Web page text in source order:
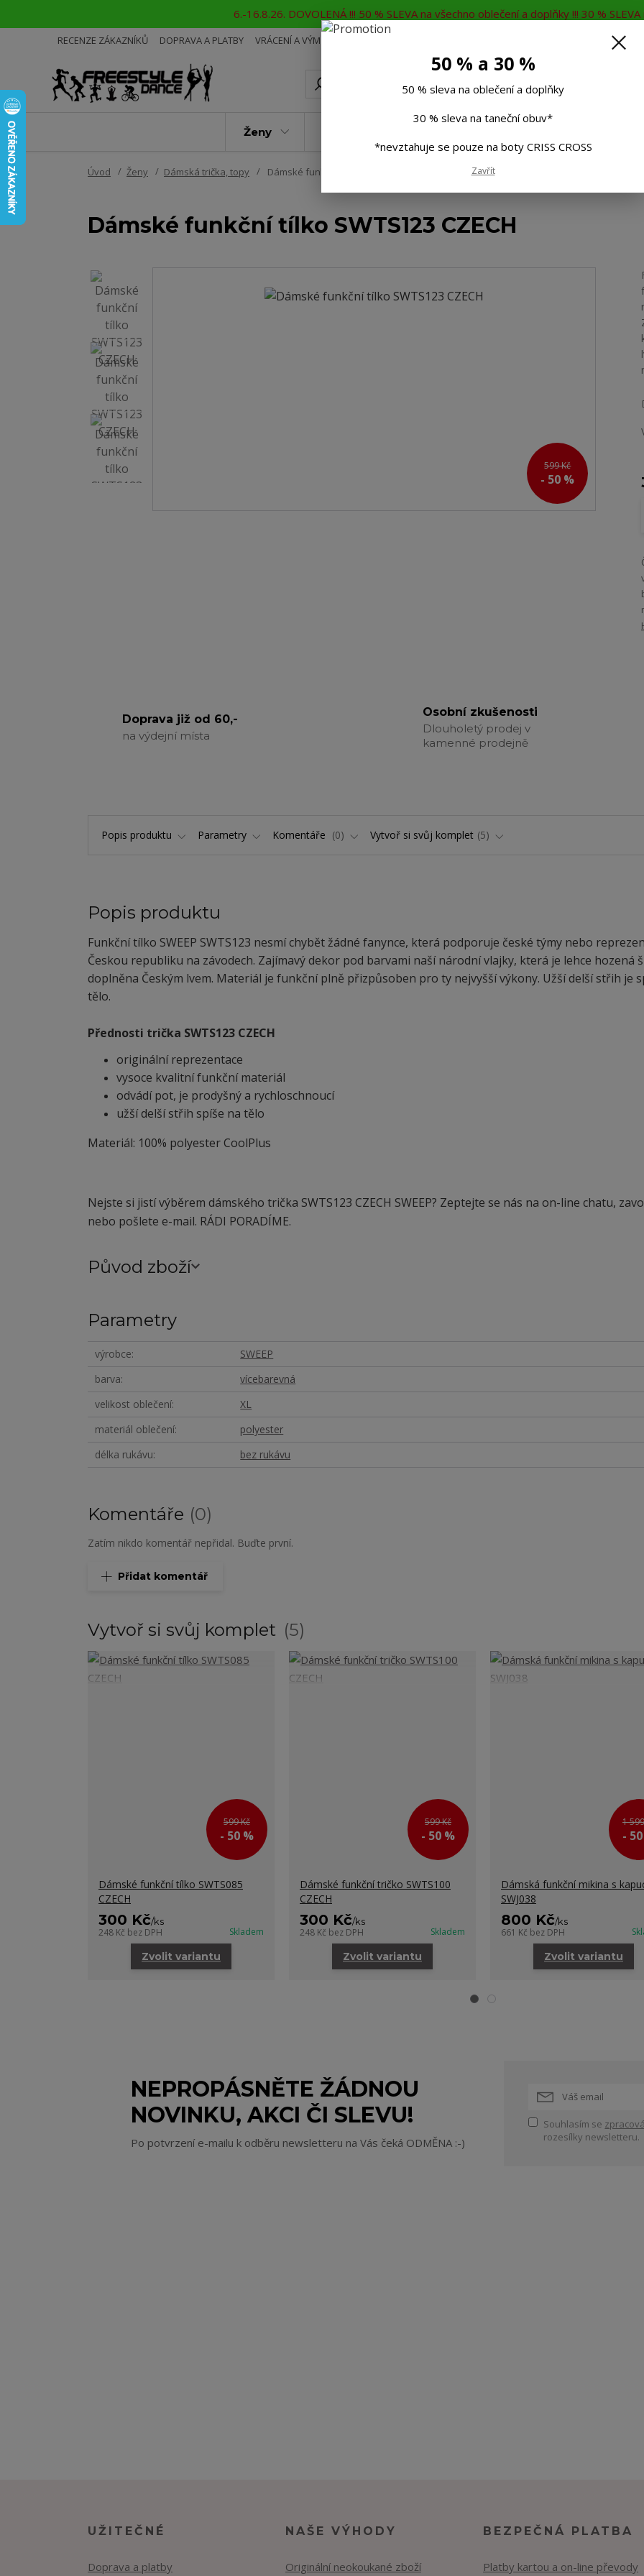
6.-16.8.26. DOVOLENÁ !!! 50 % SLEVA na všechno oblečení a doplňky !!! 30 %
RECENZE ZÁKAZNÍKŮ DOPRAVA A PLATBY VRÁCENÍ A VÝMĚNA Rádi Vám poradíme
Ženy
Úvod Ženy Dámská trička, topy Dámské funkční tílko SWTS123 CZECH
Dámské funkční tílko SWTS123 CZECH
599 Kč
- 50 %
Doprava již od 60,-
na výdejní místa
Osobní zkušenosti
Dlouholetý prodej v
kamenné prodejně
Popis produktu Parametry Komentáře 0 Vytvoř si svůj komplet 5
Popis produktu
Funkční tílko SWEEP SWTS123 nesmí chybět žádné fanynce, která podporuje české týmy nebo
Českou republiku na závodech. Zajímavý dekor pod barvami naší národní vlajky, která je lehce hozená
doplněna Českým lvem. Materiál je funkční plně přizpůsoben pro ty nejvyšší výkony. Užší delší střih je
tělo.
Přednosti trička SWTS123 CZECH
originální reprezentace
vysoce kvalitní funkční materiál
odvádí pot, je prodyšný a rychloschnoucí
užší delší střih spíše na tělo
Materiál: 100% polyester CoolPlus
Nejste si jistí výběrem dámského trička SWTS123 CZECH SWEEP? Zeptejte se nás na on-line chatu,
nebo pošlete e-mail. RÁDI PORADÍME.
Původ zboží
Parametry
výrobce
SWEEP
barva
vícebarevná
velikost oblečení
XL
materiál oblečení
polyester
délka rukávu
bez rukávu
Komentáře 0
Zatím nikdo komentář nepřidal. Buďte první.
Přidat komentář
Vytvoř si svůj komplet 5
599 Kč
- 50 %
Dámské funkční tílko SWTS085
CZECH
300 Kč/ks
248 Kč bez DPH Skladem
Zvolit variantu
599 Kč
- 50 %
Dámské funkční tričko SWTS100
CZECH
300 Kč/ks
248 Kč bez DPH Skladem
Zvolit variantu
1
-
Dámská funkční mikina s
SWJ038
800 Kč/ks
661 Kč bez DPH
Zvolit variantu
NEPROPÁSNĚTE ŽÁDNOU
NOVINKU, AKCI ČI SLEVU!
Po potvrzení e-mailu k odběru newsletteru na Vás čeká ODMĚNA :-)
Souhlasím se
rozesílky newsletteru.
UŽITEČNÉ
Doprava a platby
NAŠE VÝHODY
Originální neokoukané zboží
BEZPEČNÁ PLATBA
Platby kartou a on-line převody
50 % a 30 %
50 % sleva na oblečení a doplňky
30 % sleva na taneční obuv*
*nevztahuje se pouze na boty CRISS CROSS
Zavřít